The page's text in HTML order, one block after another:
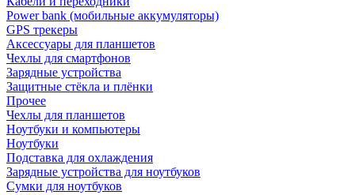
Power bank (мобильные аккумуляторы)
GPS трекеры
Аксессуары для планшетов
Чехлы для смартфонов
Зарядные устройства
Защитные стёкла и плёнки
Прочее
Чехлы для планшетов
Ноутбуки и компьютеры
Ноутбуки
Подставка для охлаждения
Зарядные устройства для ноутбуков
Сумки для ноутбуков